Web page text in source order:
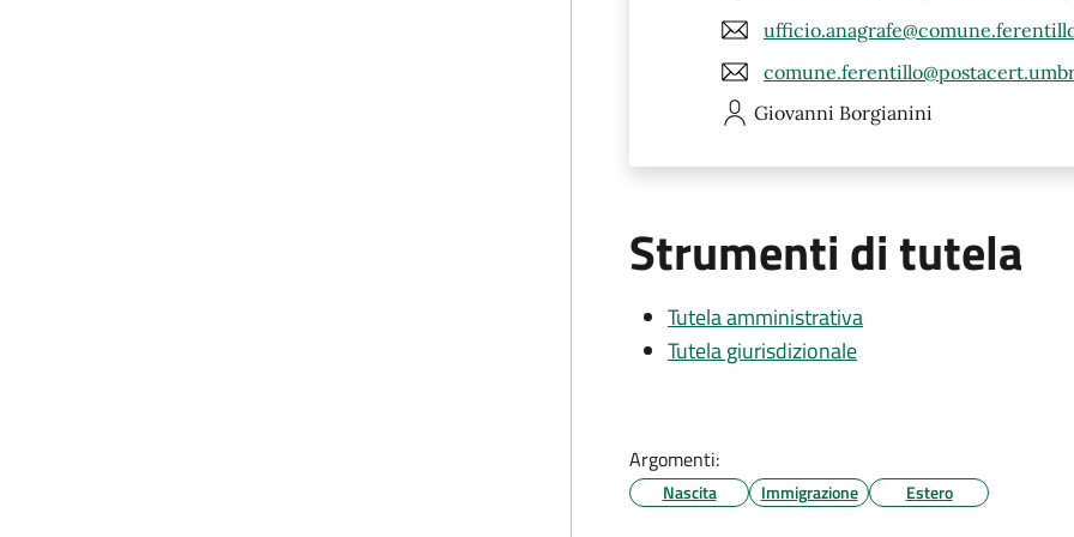
Giovanni Borgianini
Strumenti di tutela
Tutela amministrativa
Tutela giurisdizionale
Argomenti:
Nascita Immigrazione Estero